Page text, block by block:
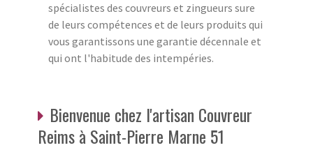
spécialistes des couvreurs et zingueurs sure
de leurs compétences et de leurs produits qui
vous garantissons une garantie décennale et
qui ont l'habitude des intempéries.
Bienvenue chez l'artisan Couvreur
Reims à Saint-Pierre Marne 51